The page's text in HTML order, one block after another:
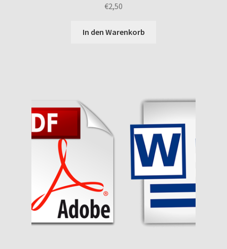
€2,50
In den Warenkorb